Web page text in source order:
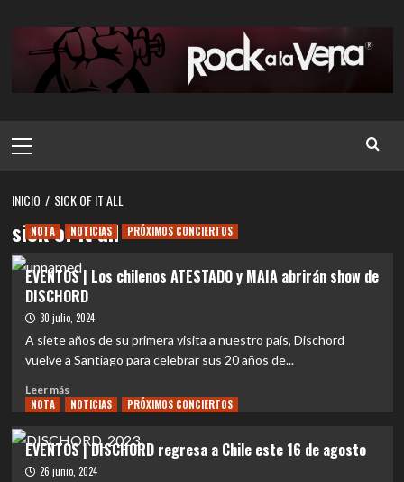
contenido
principal
INICIO SICK OF IT ALL
sick of it all
NOTA NOTICIAS PRÓXIMOS CONCIERTOS
EVENTOS | Los chilenos ATESTADO y MAIA abrirán show de
DISCHORD
30 julio, 2024
A siete años de su primera visita a nuestro país, Dischord
vuelve a Santiago para celebrar sus 20 años de...
Leer másLeer
más
EVENTOS
|
Los
NOTA NOTICIAS PRÓXIMOS CONCIERTOS
EVENTOS | DISCHORD regresa a Chile este 16 de agosto
26 junio, 2024